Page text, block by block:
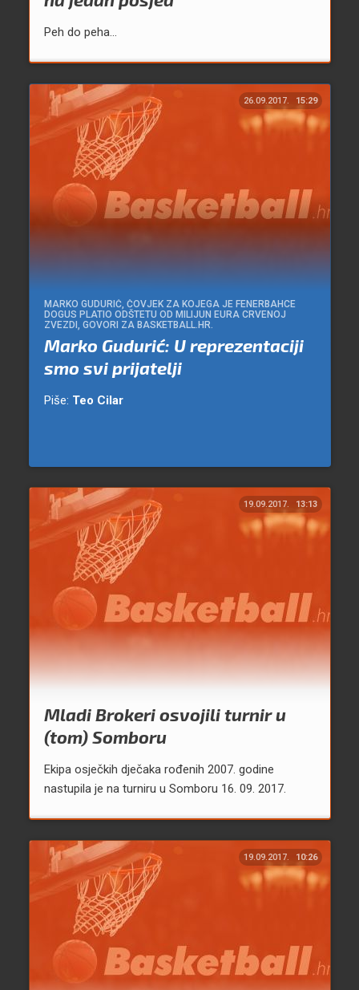
Peh do peha...
26.09.2017. 15:29
MARKO GUDURIĆ, ČOVJEK ZA KOJEGA JE FENERBAHCE
DOGUS PLATIO ODŠTETU OD MILIJUN EURA CRVENOJ
ZVEZDI, GOVORI ZA BASKETBALL.HR.
Marko Gudurić: U reprezentaciji
smo svi prijatelji
Piše: Teo Cilar
19.09.2017. 13:13
Mladi Brokeri osvojili turnir u
(tom) Somboru
Ekipa osječkih dječaka rođenih 2007. godine
nastupila je na turniru u Somboru 16. 09. 2017.
19.09.2017. 10:26